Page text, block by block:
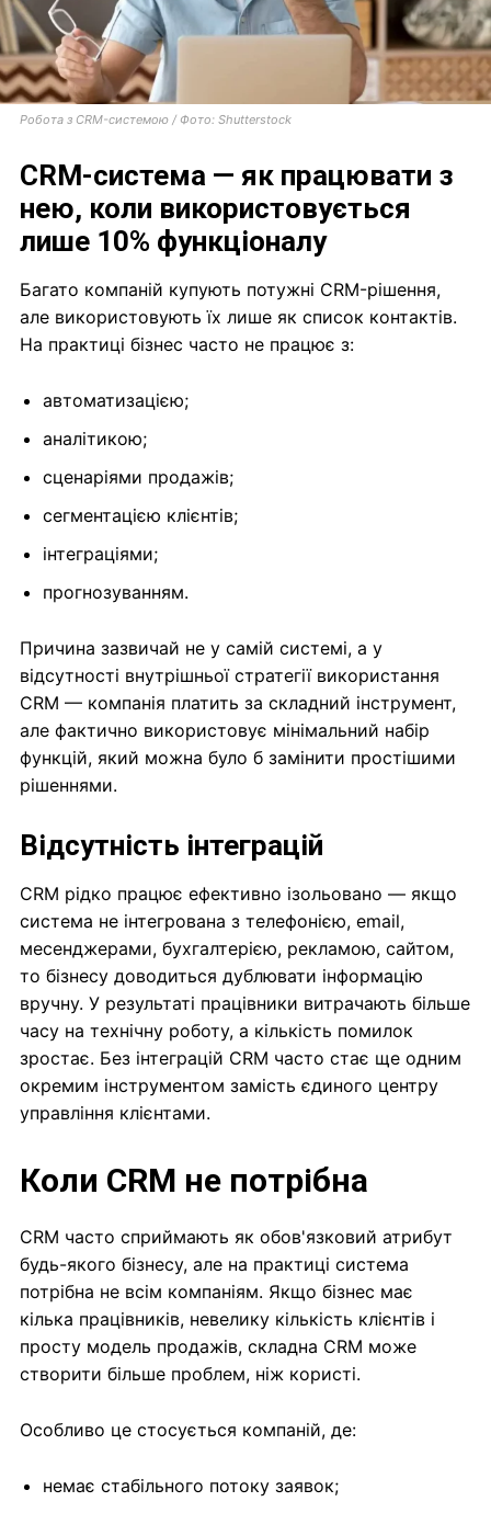
Робота з CRM-системою / Фото: Shutterstock
CRM-система — як працювати з
нею, коли використовується
лише 10% функціоналу
Багато компаній купують потужні CRM-рішення,
але використовують їх лише як список контактів.
На практиці бізнес часто не працює з:
автоматизацією;
аналітикою;
сценаріями продажів;
сегментацією клієнтів;
інтеграціями;
прогнозуванням.
Причина зазвичай не у самій системі, а у
відсутності внутрішньої стратегії використання
CRM — компанія платить за складний інструмент,
але фактично використовує мінімальний набір
функцій, який можна було б замінити простішими
рішеннями.
Відсутність інтеграцій
CRM рідко працює ефективно ізольовано — якщо
система не інтегрована з телефонією, email,
месенджерами, бухгалтерією, рекламою, сайтом,
то бізнесу доводиться дублювати інформацію
вручну. У результаті працівники витрачають більше
часу на технічну роботу, а кількість помилок
зростає. Без інтеграцій CRM часто стає ще одним
окремим інструментом замість єдиного центру
управління клієнтами.
Коли CRM не потрібна
CRM часто сприймають як обов'язковий атрибут
будь-якого бізнесу, але на практиці система
потрібна не всім компаніям. Якщо бізнес має
кілька працівників, невелику кількість клієнтів і
просту модель продажів, складна CRM може
створити більше проблем, ніж користі.
Особливо це стосується компаній, де:
немає стабільного потоку заявок;